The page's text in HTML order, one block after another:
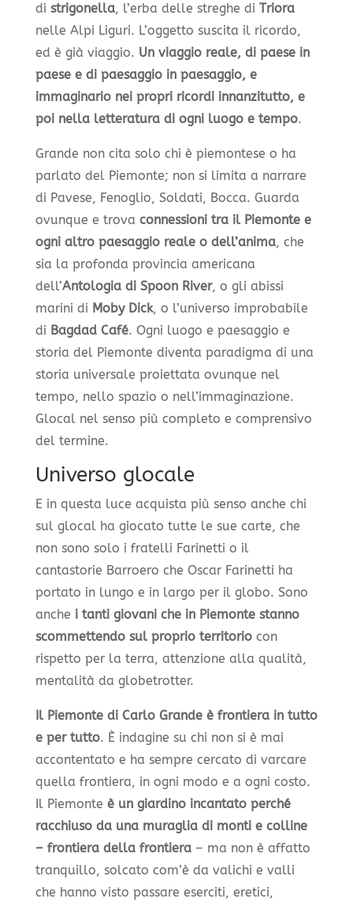
di strigonella, l’erba delle streghe di Triora
nelle Alpi Liguri. L’oggetto suscita il ricordo,
ed è già viaggio. Un viaggio reale, di paese in
paese e di paesaggio in paesaggio, e
immaginario nei propri ricordi innanzitutto, e
poi nella letteratura di ogni luogo e tempo.
Grande non cita solo chi è piemontese o ha
parlato del Piemonte; non si limita a narrare
di Pavese, Fenoglio, Soldati, Bocca. Guarda
ovunque e trova connessioni tra il Piemonte e
ogni altro paesaggio reale o dell’anima, che
sia la profonda provincia americana
dell’Antologia di Spoon River, o gli abissi
marini di Moby Dick, o l’universo improbabile
di Bagdad Café. Ogni luogo e paesaggio e
storia del Piemonte diventa paradigma di una
storia universale proiettata ovunque nel
tempo, nello spazio o nell’immaginazione.
Glocal nel senso più completo e comprensivo
del termine.
Universo glocale
E in questa luce acquista più senso anche chi
sul glocal ha giocato tutte le sue carte, che
non sono solo i fratelli Farinetti o il
cantastorie Barroero che Oscar Farinetti ha
portato in lungo e in largo per il globo. Sono
anche i tanti giovani che in Piemonte stanno
scommettendo sul proprio territoriocon
rispetto per la terra, attenzione alla qualità,
mentalità da globetrotter.
Il Piemonte di Carlo Grande è frontiera in tutto
e per tutto. È indagine su chi non si è mai
accontentato e ha sempre cercato di varcare
quella frontiera, in ogni modo e a ogni costo.
Il Piemonte è un giardino incantato perché
racchiuso da una muraglia di monti e colline
– frontiera della frontiera– ma non è affatto
tranquillo, solcato com’è da valichi e valli
che hanno visto passare eserciti, eretici,